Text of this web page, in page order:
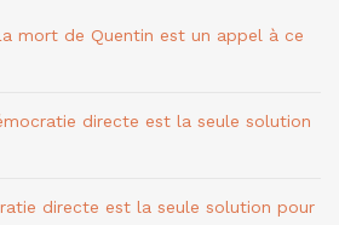
mort de Quentin est un appel à ce
directe est la seule solution
directe est la seule solution pour